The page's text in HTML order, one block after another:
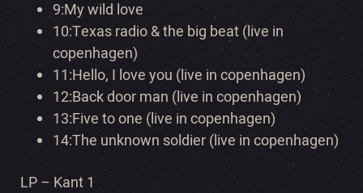
9:My wild love
10:Texas radio & the big beat (live in
copenhagen)
11:Hello, I love you (live in copenhagen)
12:Back door man (live in copenhagen)
13:Five to one (live in copenhagen)
14:The unknown soldier (live in copenhagen)
LP – Kant 1